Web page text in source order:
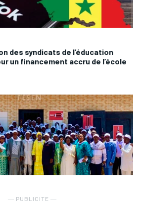
des syndicats de l’éducation
un financement accru de l’école
― PUBLICITE ―